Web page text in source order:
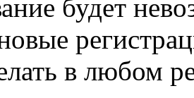
будет
в любом